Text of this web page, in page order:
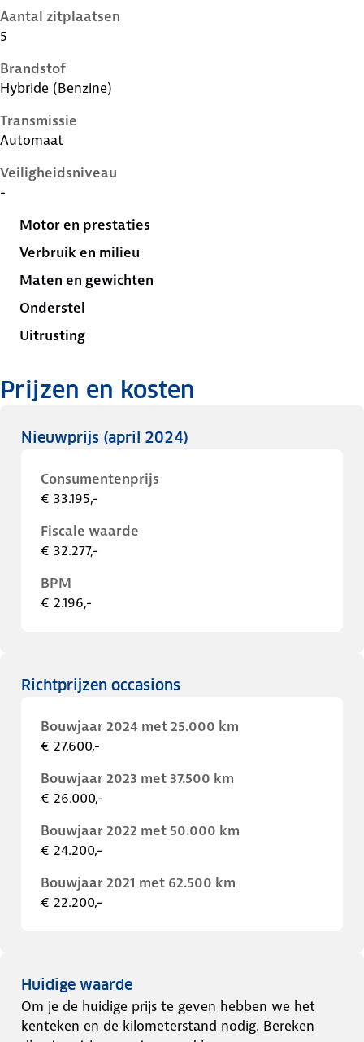
Aantal zitplaatsen
5
Brandstof
Hybride (Benzine)
Transmissie
Automaat
Veiligheidsniveau
-
Motor en prestaties
Verbruik en milieu
Maten en gewichten
Onderstel
Uitrusting
Prijzen en kosten
Nieuwprijs (april 2024)
Consumentenprijs
€ 33.195,-
Fiscale waarde
€ 32.277,-
BPM
€ 2.196,-
Richtprijzen occasions
Bouwjaar 2024 met 25.000 km
€ 27.600,-
Bouwjaar 2023 met 37.500 km
€ 26.000,-
Bouwjaar 2022 met 50.000 km
€ 24.200,-
Bouwjaar 2021 met 62.500 km
€ 22.200,-
Huidige waarde
Om je de huidige prijs te geven hebben we het
kenteken en de kilometerstand nodig. Bereken